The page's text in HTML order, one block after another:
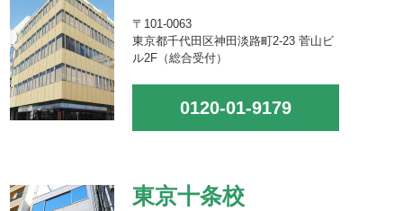
〒101-0063
東京都千代田区神田淡路町2-23 菅山ビ
ル2F（総合受付）
0120-01-9179
東京十条校